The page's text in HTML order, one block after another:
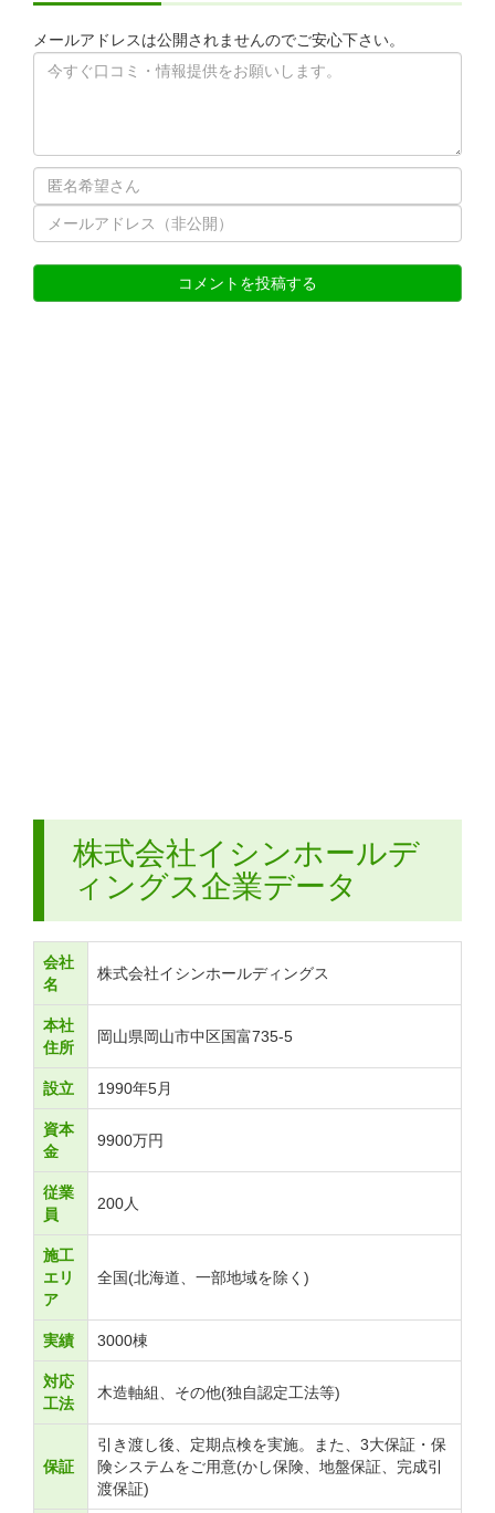
メールアドレスは公開されませんのでご安心下さい。
株式会社イシンホールデ
ィングス企業データ
会社
名
株式会社イシンホールディングス
本社
住所
岡山県岡山市中区国富735-5
設立 1990年5月
資本
金
9900万円
従業
員
200人
施工
エリ
ア
全国(北海道、一部地域を除く)
実績 3000棟
対応
工法
木造軸組、その他(独自認定工法等)
保証
引き渡し後、定期点検を実施。また、3大保証・保
険システムをご用意(かし保険、地盤保証、完成引
渡保証)